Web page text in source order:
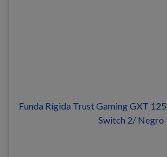
Funda Rígida Trust Gaming GXT
Switch 2/ Negro